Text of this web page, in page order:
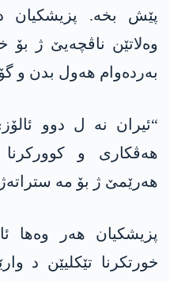
پێش بخە. پزیشکیان
وەلاتێن ناڤچەیێ ژ بۆ
بەردەوام ھەول بدن و
“ئیران نە ل دوو
ھەڤکاری و کوورکرنا
ھەرێمێ ژ بۆ مە
پزیشکیان ھەر وەھا
خورتکرنا تێکلیێن د